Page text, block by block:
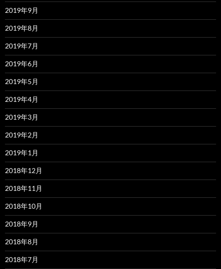
2019年9月
2019年8月
2019年7月
2019年6月
2019年5月
2019年4月
2019年3月
2019年2月
2019年1月
2018年12月
2018年11月
2018年10月
2018年9月
2018年8月
2018年7月